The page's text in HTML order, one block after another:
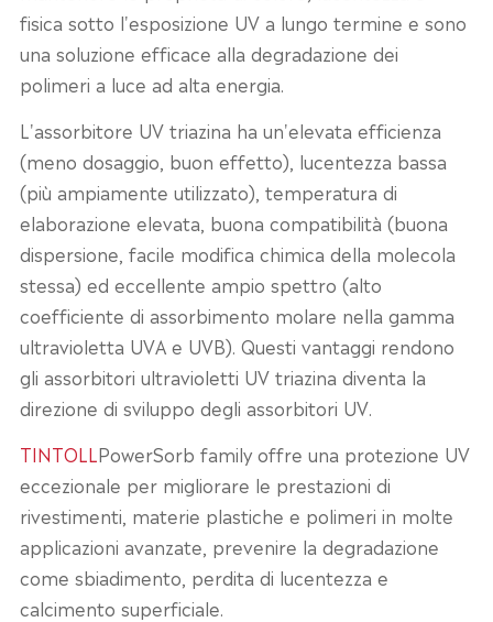
fisica sotto l'esposizione UV a lungo termine e sono
una soluzione efficace alla degradazione dei
polimeri a luce ad alta energia.
L'assorbitore UV triazina ha un'elevata efficienza
(meno dosaggio, buon effetto), lucentezza bassa
(più ampiamente utilizzato), temperatura di
elaborazione elevata, buona compatibilità (buona
dispersione, facile modifica chimica della molecola
stessa) ed eccellente ampio spettro (alto
coefficiente di assorbimento molare nella gamma
ultravioletta UVA e UVB). Questi vantaggi rendono
gli assorbitori ultravioletti UV triazina diventa la
direzione di sviluppo degli assorbitori UV.
TINTOLL PowerSorb family offre una protezione UV
eccezionale per migliorare le prestazioni di
rivestimenti, materie plastiche e polimeri in molte
applicazioni avanzate, prevenire la degradazione
come sbiadimento, perdita di lucentezza e
calcimento superficiale.